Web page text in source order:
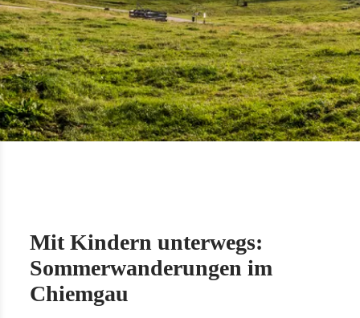
Mit Kindern unterwegs:
Sommerwanderungen im
Chiemgau